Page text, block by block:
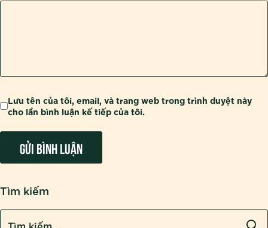
Lưu tên của tôi, email, và trang web trong trình duyệt này
cho lần bình luận kế tiếp của tôi.
Tìm kiếm